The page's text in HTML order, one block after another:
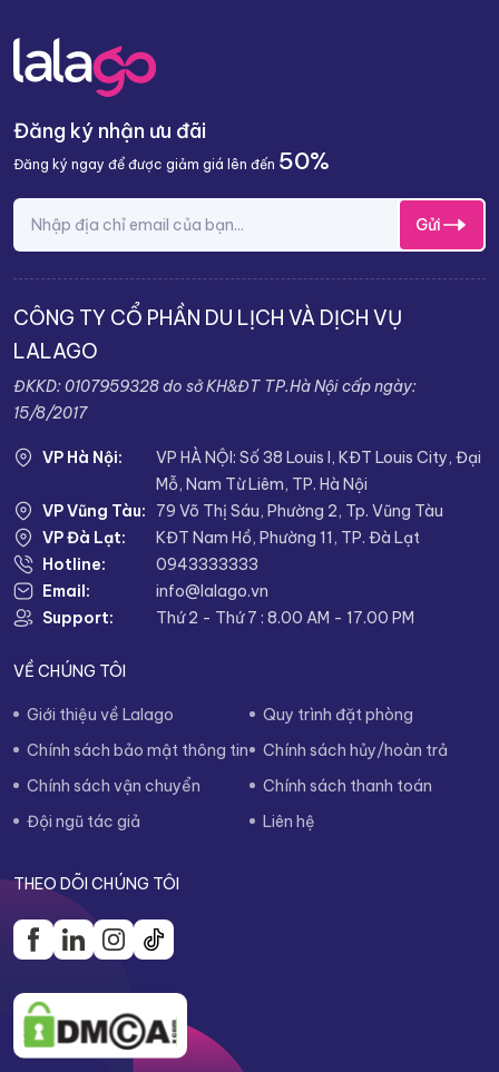
Đăng ký nhận ưu đãi
Đăng ký ngay để được giảm giá lên đến 50%
Gửi
CÔNG TY CỔ PHẦN DU LỊCH VÀ DỊCH VỤ
LALAGO
ĐKKD: 0107959328 do sở KH&ĐT TP.Hà Nội cấp ngày:
15/8/2017
VP Hà Nội:
VP HÀ NỘI: Số 38 Louis I, KĐT Louis City, Đại
Mỗ, Nam Từ Liêm, TP. Hà Nội
VP Vũng Tàu:
79 Võ Thị Sáu, Phường 2, Tp. Vũng Tàu
VP Đà Lạt:
KĐT Nam Hồ, Phường 11, TP. Đà Lạt
Hotline:
0943333333
Email:
info@lalago.vn
Support:
Thứ 2 - Thứ 7 : 8.00 AM - 17.00 PM
VỀ CHÚNG TÔI
Giới thiệu về Lalago
Quy trình đặt phòng
Chính sách bảo mật thông tin
Chính sách hủy/hoàn trả
Chính sách vận chuyển
Chính sách thanh toán
Đội ngũ tác giả
Liên hệ
THEO DÕI CHÚNG TÔI